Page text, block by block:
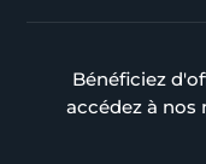
Bénéficiez
accédez à nos